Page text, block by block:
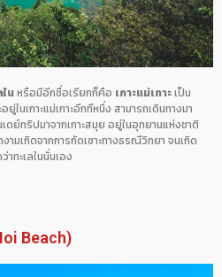
ในหรือมีอีกชื่อเรียกก็คือ เกาะแม่เกาะเป็น
ในเกาะแม่เกาะอีกทีหนึ่ง สามารถเดินทางมา
ย์ทริปมาจากเกาะสมุย อยู่ในอุทยานแห่งชาติ
ามเกิดจากการกัดเซาะทางธรณีวิทยา จนเกิด
าทะเลในนั่นเอง
Beach)